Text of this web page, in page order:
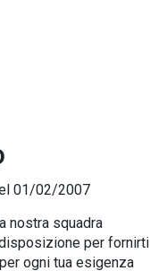
01/02/2007
nostra squadra
per fornirti
ogni tua esigenza